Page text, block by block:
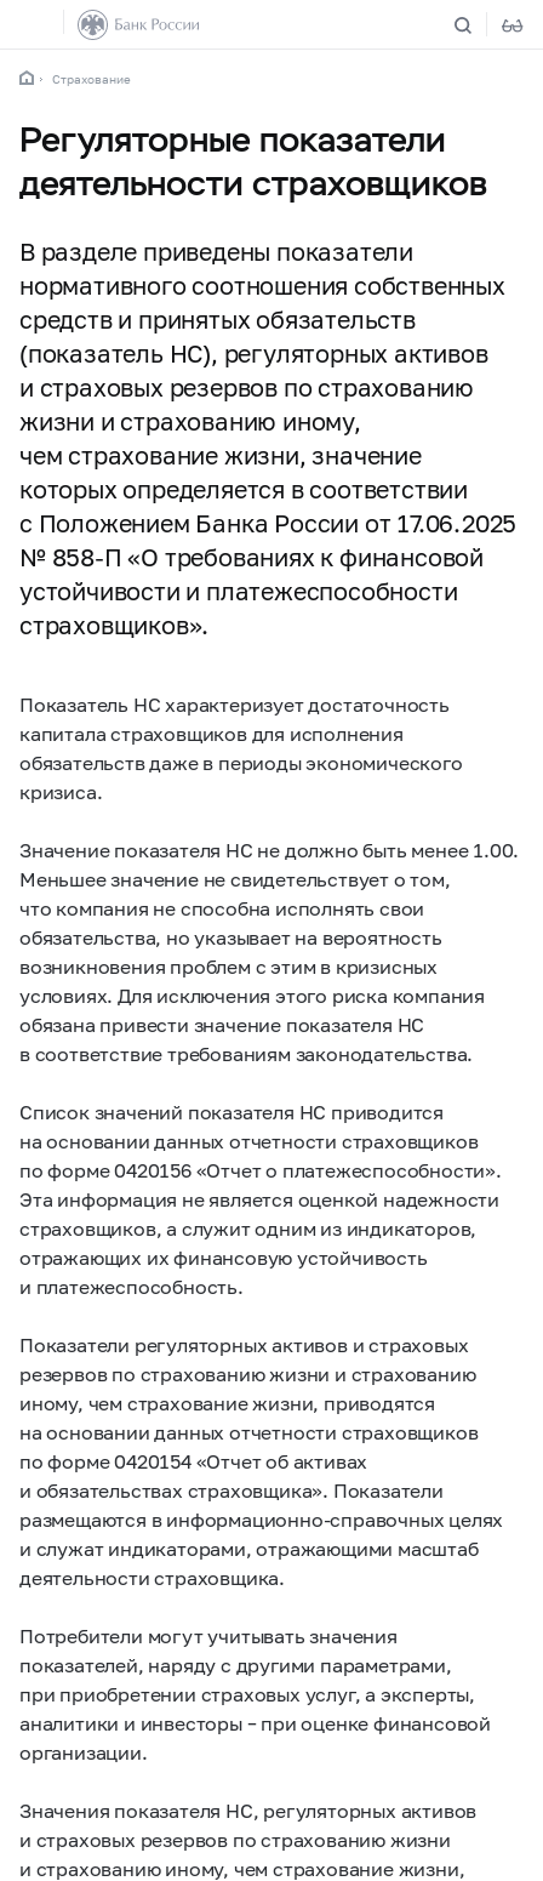
Страхование
Регуляторные показатели
деятельности страховщиков
В разделе приведены показатели
нормативного соотношения собственных
средств и принятых обязательств
(показатель НС), регуляторных активов
и страховых резервов по страхованию
жизни и страхованию иному,
чем страхование жизни, значение
которых определяется в соответствии
с Положением Банка России от 17.06.2025
№ 858-П «О требованиях к финансовой
устойчивости и платежеспособности
страховщиков».
Показатель НС характеризует достаточность
капитала страховщиков для исполнения
обязательств даже в периоды экономического
кризиса.
Значение показателя НС не должно быть менее 1.00.
Меньшее значение не свидетельствует о том,
что компания не способна исполнять свои
обязательства, но указывает на вероятность
возникновения проблем с этим в кризисных
условиях. Для исключения этого риска компания
обязана привести значение показателя НС
в соответствие требованиям законодательства.
Список значений показателя НС приводится
на основании данных отчетности страховщиков
по форме 0420156 «Отчет о платежеспособности».
Эта информация не является оценкой надежности
страховщиков, а служит одним из индикаторов,
отражающих их финансовую устойчивость
и платежеспособность.
Показатели регуляторных активов и страховых
резервов по страхованию жизни и страхованию
иному, чем страхование жизни, приводятся
на основании данных отчетности страховщиков
по форме 0420154 «Отчет об активах
и обязательствах страховщика». Показатели
размещаются в информационно-справочных целях
и служат индикаторами, отражающими масштаб
деятельности страховщика.
Потребители могут учитывать значения
показателей, наряду с другими параметрами,
при приобретении страховых услуг, а эксперты,
аналитики и инвесторы – при оценке финансовой
организации.
Значения показателя НС, регуляторных активов
и страховых резервов по страхованию жизни
и страхованию иному, чем страхование жизни,